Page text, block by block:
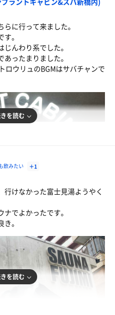
に行って来ました。
。
んわり系でした。
ったまりました。
ロウリュのBGMはサバチャンで
を読む
飲みたい ＋1
行けなかった富士見湯ようやく
でよかったです。
。
を読む